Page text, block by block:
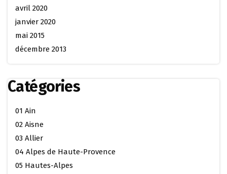
avril 2020
janvier 2020
mai 2015
décembre 2013
Catégories
01 Ain
02 Aisne
03 Allier
04 Alpes de Haute-Provence
05 Hautes-Alpes